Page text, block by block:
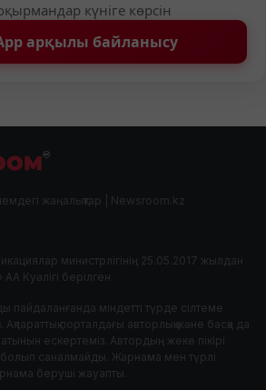
күніге көрсін
арқылы байланысу
жаңалықтар | Newsroom.kz
министрлігінің 25.05.2017 жылдан
Куәлігі берілген.
пайдаланғанда міндетті түрде сілтеме
порталдағы авторлық және басқа да
ескертеміз. Автордың жеке пікірі
болып саналмайды. Жарнама мен түрлі
беруші жауапты.